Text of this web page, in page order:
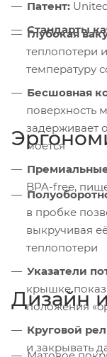
Патент:
Стандарты
Глубокая
теплопотери
температуру
Бесшовная
поверхность
задерживает
моется
BPA-free,
в пробке
выкручивая
теплопотери
Указатели
крышке
положения
Круговой
и закрывать
Дизайн